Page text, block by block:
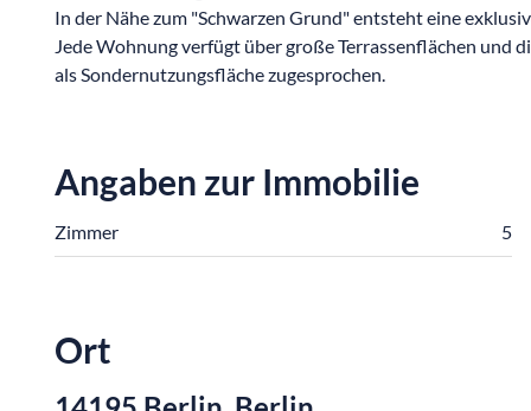
In der Nähe zum "Schwarzen Grund" entsteht eine
Jede Wohnung verfügt über große Terrassenflächen und
als Sondernutzungsfläche zugesprochen.
Angaben zur Immobilie
Zimmer 5
Ort